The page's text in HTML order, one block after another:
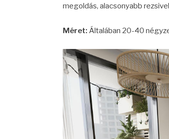
megoldás, alacsonyabb
Méret: Általában 20-40